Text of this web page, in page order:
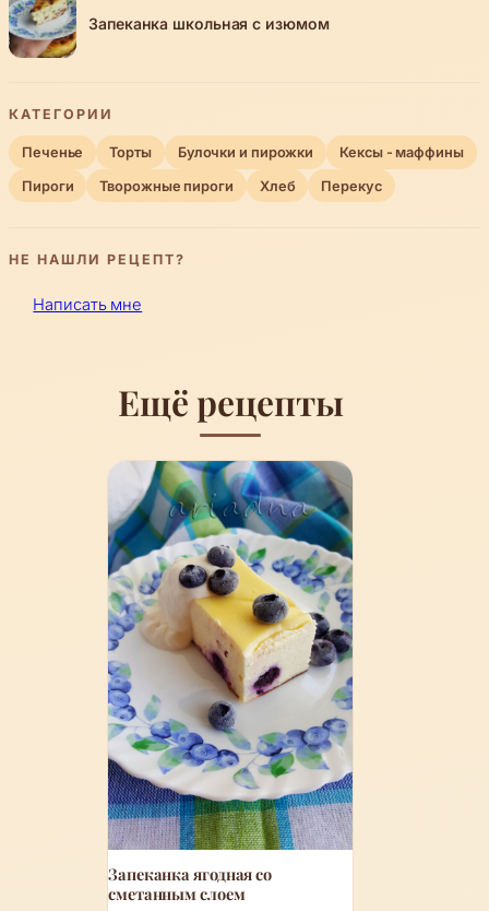
Запеканка школьная с изюмом
КАТЕГОРИИ
Печенье Торты Булочки и пирожки Кексы - маффины
Пироги Творожные пироги Хлеб Перекус
НЕ НАШЛИ РЕЦЕПТ?
Написать мне
Ещё рецепты
Запеканка ягодная со
сметанным слоем